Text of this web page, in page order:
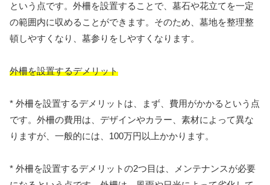
という点です。外柵を設置することで、墓石や花立てを一定
の範囲内に収めることができます。そのため、墓地を整理整
頓しやすくなり、墓参りをしやすくなります。
外柵を設置するデメリット
* 外柵を設置するデメリットは、まず、費用がかかるという点
です。外柵の費用は、デザインやカラー、素材によって異な
りますが、一般的には、100万円以上かかります。
* 外柵を設置するデメリットの2つ目は、メンテナンスが必要